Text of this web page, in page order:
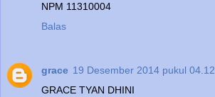
NPM 11310004
Balas
grace 19 Desember 2014 pukul 04.12
GRACE TYAN DHINI